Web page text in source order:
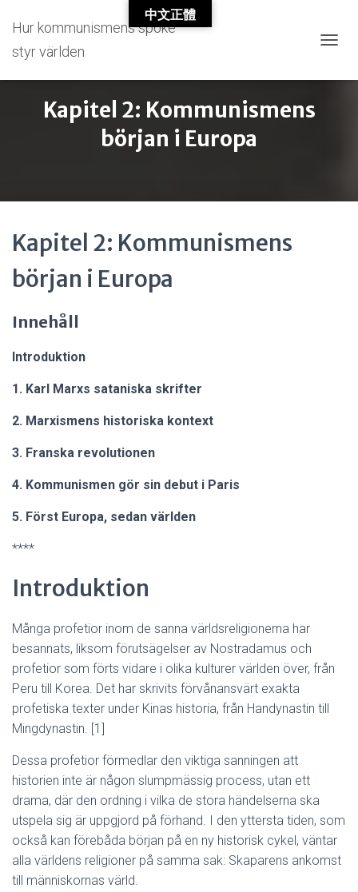
Hur kommunismens spöke
styr världen
G
G
Kapitel 2: Kommunismens
början i Europa
Kapitel 2: Kommunismens
början i Europa
Innehåll
Introduktion
1. Karl Marxs sataniska skrifter
2. Marxismens historiska kontext
3. Franska revolutionen
4. Kommunismen gör sin debut i Paris
5. Först Europa, sedan världen
****
Introduktion
Många profetior inom de sanna världsreligionerna har
besannats, liksom förutsägelser av Nostradamus och
profetior som förts vidare i olika kulturer världen över, från
Peru till Korea. Det har skrivits förvånansvärt exakta
profetiska texter under Kinas historia, från Handynastin till
Mingdynastin. [1]
Dessa profetior förmedlar den viktiga sanningen att
historien inte är någon slumpmässig process, utan ett
drama, där den ordning i vilka de stora händelserna ska
utspela sig är uppgjord på förhand. I den yttersta tiden, som
också kan förebåda början på en ny historisk cykel, väntar
alla världens religioner på samma sak: Skaparens ankomst
till människornas värld.
中文正體